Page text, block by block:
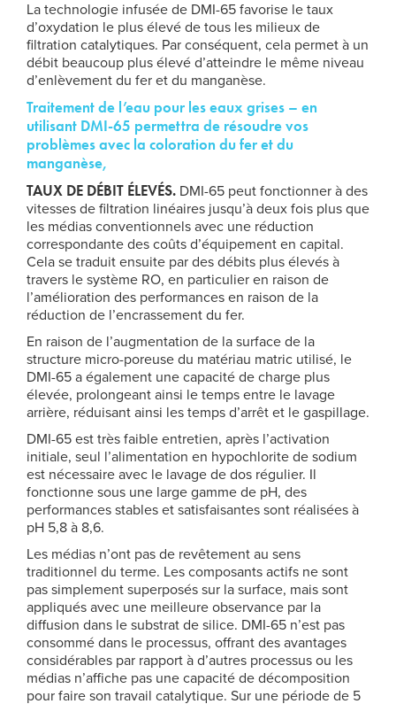
La technologie infusée de DMI-65 favorise le taux
d’oxydation le plus élevé de tous les milieux de
filtration catalytiques. Par conséquent, cela permet à un
débit beaucoup plus élevé d’atteindre le même niveau
d’enlèvement du fer et du manganèse.
Traitement de l’eau pour les eaux grises – en
utilisant DMI-65 permettra de résoudre vos
problèmes avec la coloration du fer et du
manganèse,
TAUX DE DÉBIT ÉLEVÉS. DMI-65 peut fonctionner à des
vitesses de filtration linéaires jusqu’à deux fois plus que
les médias conventionnels avec une réduction
correspondante des coûts d’équipement en capital.
Cela se traduit ensuite par des débits plus élevés à
travers le système RO, en particulier en raison de
l’amélioration des performances en raison de la
réduction de l’encrassement du fer.
En raison de l’augmentation de la surface de la
structure micro-poreuse du matériau matric utilisé, le
DMI-65 a également une capacité de charge plus
élevée, prolongeant ainsi le temps entre le lavage
arrière, réduisant ainsi les temps d’arrêt et le gaspillage.
DMI-65 est très faible entretien, après l’activation
initiale, seul l’alimentation en hypochlorite de sodium
est nécessaire avec le lavage de dos régulier. Il
fonctionne sous une large gamme de pH, des
performances stables et satisfaisantes sont réalisées à
pH 5,8 à 8,6.
Les médias n’ont pas de revêtement au sens
traditionnel du terme. Les composants actifs ne sont
pas simplement superposés sur la surface, mais sont
appliqués avec une meilleure observance par la
diffusion dans le substrat de silice. DMI-65 n’est pas
consommé dans le processus, offrant des avantages
considérables par rapport à d’autres processus ou les
médias n’affiche pas une capacité de décomposition
pour faire son travail catalytique. Sur une période de 5